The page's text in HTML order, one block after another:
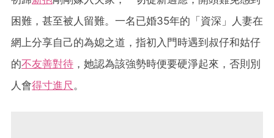
困難，甚至被人留難。一名已婚35年的「資深」人妻在
網上分享自己的為媳之道，指初入門時遇到叔仔和姑仔
的不友善對待 ，她認為該強勢時便要硬淨起來，否則別
人會得寸進尺 。